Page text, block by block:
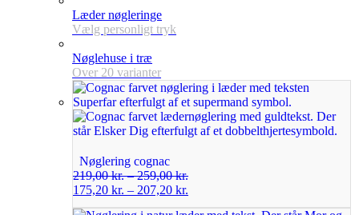
Læder nøgleringe
Vælg personligt tryk
Nøglehuse i træ
Over 20 varianter
Nøglering cognac
219,00kr.–259,00kr.
175,20 kr. – 207,20 kr.